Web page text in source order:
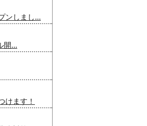
ンしまし...
開...
けます！